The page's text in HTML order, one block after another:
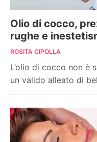
Olio di cocco,
rughe e
ROSITA CIPOLLA
L’olio di cocco non è
un valido alleato di